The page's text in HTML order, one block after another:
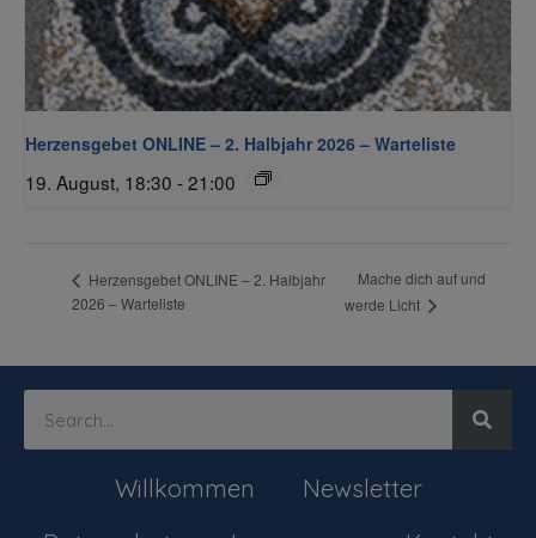
Herzensgebet ONLINE – 2. Halbjahr 2026 – Warteliste
19. August, 18:30 -21:00
Herzensgebet ONLINE – 2. Halbjahr
2026 – Warteliste
Mache dich auf und
werde Licht
Willkommen
Newsletter